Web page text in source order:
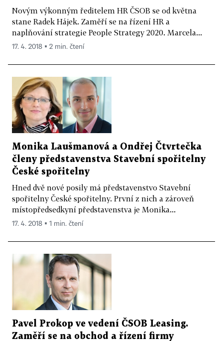
Novým výkonným ředitelem HR ČSOB se od května
stane Radek Hájek. Zaměří se na řízení HR a
naplňování strategie People Strategy 2020. Marcela...
17. 4. 2018 ▪ 2 min. čtení
Monika Laušmanová a Ondřej Čtvrtečka
členy představenstva Stavební spořitelny
České spořitelny
Hned dvě nové posily má představenstvo Stavební
spořitelny České spořitelny. První z nich a zároveň
místopředsedkyní představenstva je Monika...
17. 4. 2018 ▪ 1 min. čtení
Pavel Prokop ve vedení ČSOB Leasing.
Zaměří se na obchod a řízení firmy